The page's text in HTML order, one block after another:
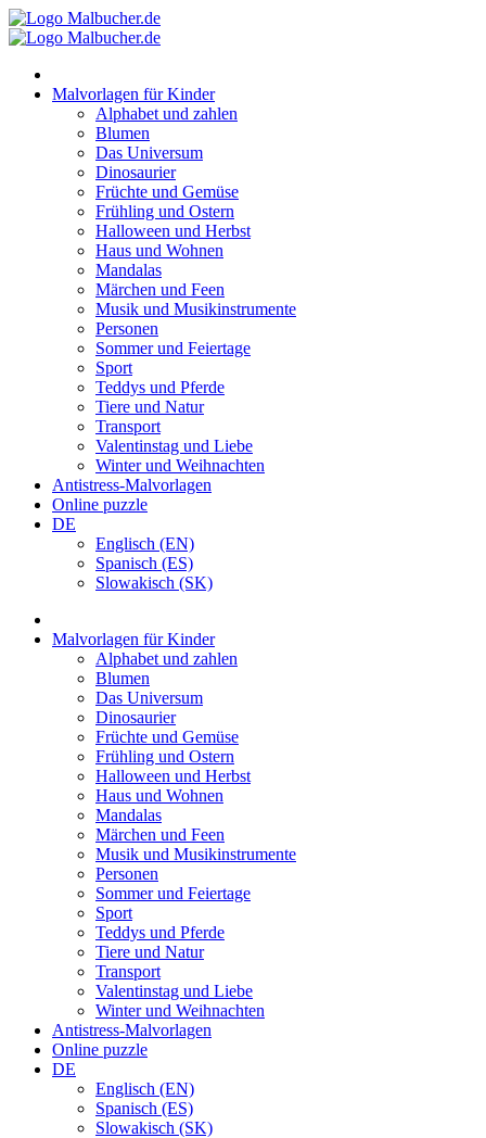
Zum
Inhalt
Malvorlagen für Kinder
Alphabet und zahlen
Blumen
Das Universum
Dinosaurier
Früchte und Gemüse
Frühling und Ostern
Halloween und Herbst
Haus und Wohnen
Mandalas
Märchen und Feen
Musik und Musikinstrumente
Personen
Sommer und Feiertage
Sport
Teddys und Pferde
Tiere und Natur
Transport
Valentinstag und Liebe
Winter und Weihnachten
Antistress-Malvorlagen
Online puzzle
DE
Englisch (EN)
Spanisch (ES)
Slowakisch (SK)
Malvorlagen für Kinder
Alphabet und zahlen
Blumen
Das Universum
Dinosaurier
Früchte und Gemüse
Frühling und Ostern
Halloween und Herbst
Haus und Wohnen
Mandalas
Märchen und Feen
Musik und Musikinstrumente
Personen
Sommer und Feiertage
Sport
Teddys und Pferde
Tiere und Natur
Transport
Valentinstag und Liebe
Winter und Weihnachten
Antistress-Malvorlagen
Online puzzle
DE
Englisch (EN)
Spanisch (ES)
Slowakisch (SK)